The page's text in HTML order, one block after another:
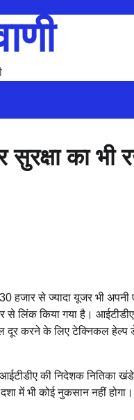
का भी
हजार से ज्यादा यूजर भी अपनी
से लिंक किया गया है।
दूर करने के लिए टेक्निकल
आईटीडीए की निदेशक नितिका
में भी कोई नुकसान नहीं होगा।